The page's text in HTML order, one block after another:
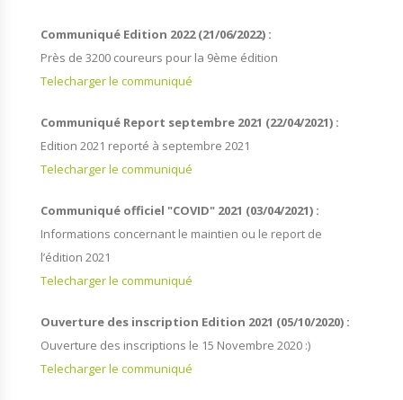
Communiqué Edition 2022 (21/06/2022) :
Près de 3200 coureurs pour la 9ème édition
Telecharger le communiqué
Communiqué Report septembre 2021 (22/04/2021) :
Edition 2021 reporté à septembre 2021
Telecharger le communiqué
Communiqué officiel "COVID" 2021 (03/04/2021) :
Informations concernant le maintien ou le report de
l’édition 2021
Telecharger le communiqué
Ouverture des inscription Edition 2021 (05/10/2020) :
Ouverture des inscriptions le 15 Novembre 2020 :)
Telecharger le communiqué